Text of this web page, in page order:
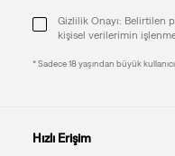
Gizlilik Onayı: Belirtilen
kişisel verilerimin
* Sadece 18 yaşından büyük
Hızlı Erişim